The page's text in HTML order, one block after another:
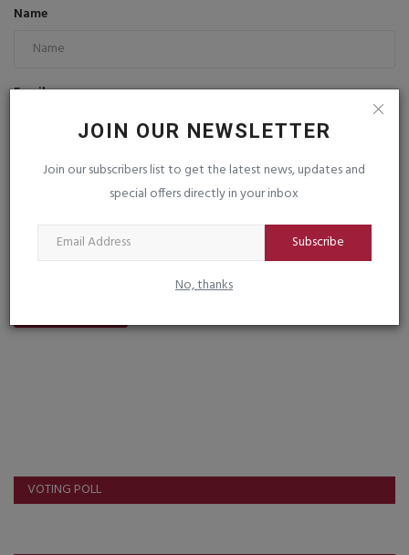
JOIN OUR NEWSLETTER
Join our subscribers list to get the latest news, updates and
special offers directly in your inbox
Subscribe
No, thanks
Name
Email
Comment
VOTING POLL